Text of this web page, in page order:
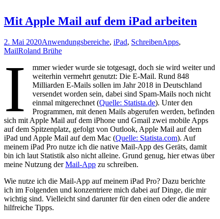
Mein
Keyboardwechsel
Mit Apple Mail auf dem iPad arbeiten
2. Mai 2020Anwendungsbereiche, iPad, SchreibenApps,
MailRoland Brühe
I
mmer wieder wurde sie totgesagt, doch sie wird weiter und
weiterhin vermehrt genutzt: Die E-Mail. Rund 848
Milliarden E-Mails sollen im Jahr 2018 in Deutschland
versendet worden sein, dabei sind Spam-Mails noch nicht
einmal mitgerechnet (Quelle: Statista.de). Unter den
Programmen, mit denen Mails abgerufen werden, befinden
sich mit Apple Mail auf dem iPhone und Gmail zwei mobile Apps
auf dem Spitzenplatz, gefolgt von Outlook, Apple Mail auf dem
iPad und Apple Mail auf dem Mac (Quelle: Statista.com). Auf
meinem iPad Pro nutze ich die native Mail-App des Geräts, damit
bin ich laut Statistik also nicht alleine. Grund genug, hier etwas über
meine Nutzung derMail-App zu schreiben.
Wie nutze ich die Mail-App auf meinem iPad Pro? Dazu berichte
ich im Folgenden und konzentriere mich dabei auf Dinge, die mir
wichtig sind. Vielleicht sind darunter für den einen oder die andere
hilfreiche Tipps.